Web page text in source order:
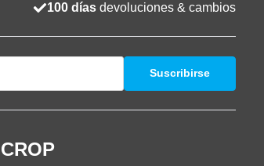
100 días devoluciones & cambios
Suscribirse
CROP